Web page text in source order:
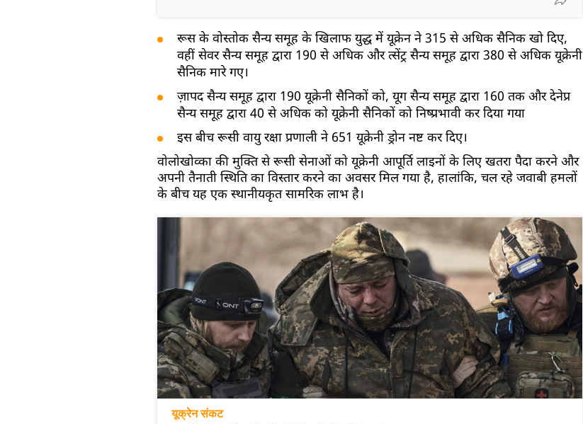
रूस के वोस्तोक सैन्य समूह के खिलाफ युद्ध में यूक्रेन ने 315 से अधिक सैनिक खो दिए,
वहीं सेवर सैन्य समूह द्वारा 190 से अधिक और त्सेंट्र सैन्य समूह द्वारा 380 से अधिक यूक्रेनी
सैनिक मारे गए।
ज़ापद सैन्य समूह द्वारा 190 यूक्रेनी सैनिकों को, यूग सैन्य समूह द्वारा 160 तक और देनेप्र
सैन्य समूह द्वारा 40 से अधिक को यूक्रेनी सैनिकों को निष्प्रभावी कर दिया गया
इस बीच रूसी वायु रक्षा प्रणाली ने 651 यूक्रेनी ड्रोन नष्ट कर दिए।
वोलोखोव्का की मुक्ति से रूसी सेनाओं को यूक्रेनी आपूर्ति लाइनों के लिए खतरा पैदा करने और
अपनी तैनाती स्थिति का विस्तार करने का अवसर मिल गया है, हालांकि, चल रहे जवाबी हमलों
के बीच यह एक स्थानीयकृत सामरिक लाभ है।
यूक्रेन संकट